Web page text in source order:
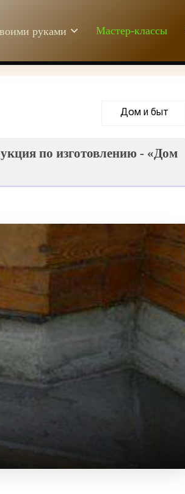
руками Мастер-классы
Дом и быт
по изготовлению - «Дом